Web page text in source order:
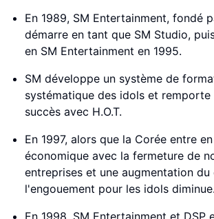
En 1989, SM Entertainment, fondé
démarre en tant que SM Studio,
en SM Entertainment en 1995.
SM développe un système de
systématique des idols et remporte
succès avec H.O.T.
En 1997, alors que la Corée entre
économique avec la fermeture de
entreprises et une augmentation du
l'engouement pour les idols diminue.
En 1998, SM Entertainment et DSP